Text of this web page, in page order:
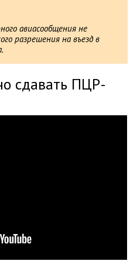
авиасообщения не
разрешения на въезд в
сдавать ПЦР-